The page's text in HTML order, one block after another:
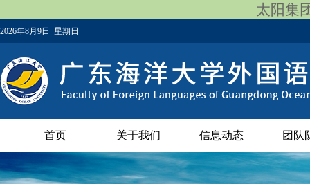
太阳集
2026年8月9日 星期日
首页 关于我们 信息动态 团队